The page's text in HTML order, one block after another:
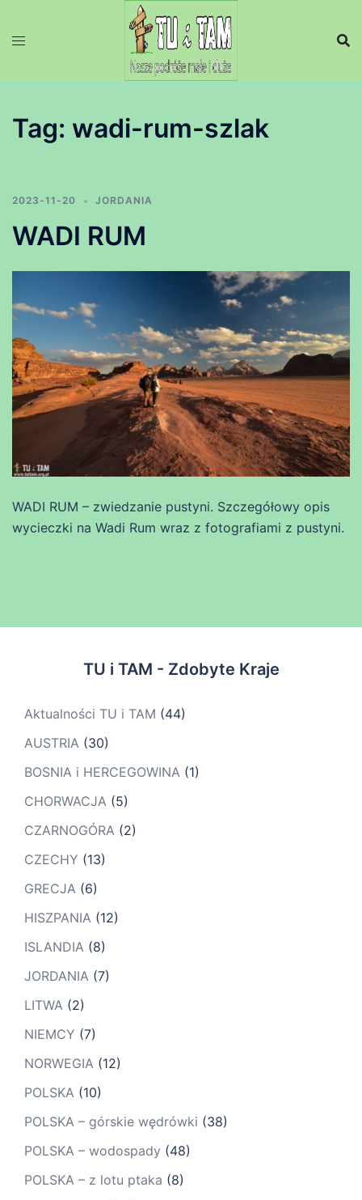
Tag: wadi-rum-szlak
2023-11-20 JORDANIA
WADI RUM
WADI RUM – zwiedzanie pustyni. Szczegółowy opis
wycieczki na Wadi Rum wraz z fotografiami z pustyni.
TU i TAM - Zdobyte Kraje
Aktualności TU i TAM (44)
AUSTRIA (30)
BOSNIA i HERCEGOWINA (1)
CHORWACJA (5)
CZARNOGÓRA (2)
CZECHY (13)
GRECJA (6)
HISZPANIA (12)
ISLANDIA (8)
JORDANIA (7)
LITWA (2)
NIEMCY (7)
NORWEGIA (12)
POLSKA (10)
POLSKA – górskie wędrówki (38)
POLSKA – wodospady (48)
POLSKA – z lotu ptaka (8)